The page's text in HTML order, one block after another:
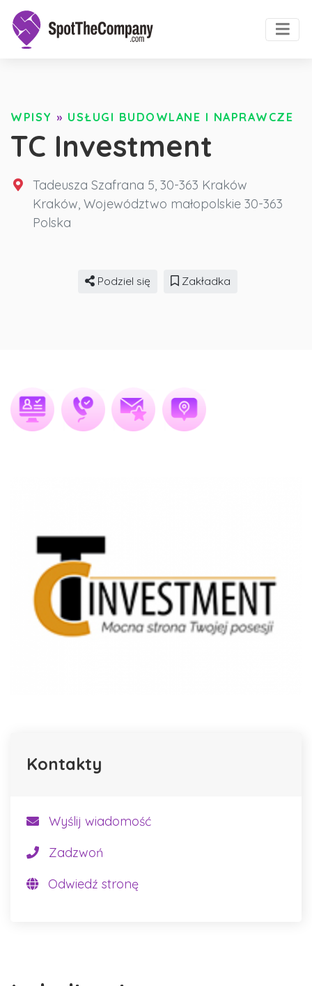
WPISY » USŁUGI BUDOWLANE I NAPRAWCZE
TC Investment
Tadeusza Szafrana 5, 30-363 Kraków
Kraków, Województwo małopolskie 30-363
Polska
Podziel się Zakładka
Kontakty
Wyślij wiadomość
Zadzwoń
Odwiedź stronę